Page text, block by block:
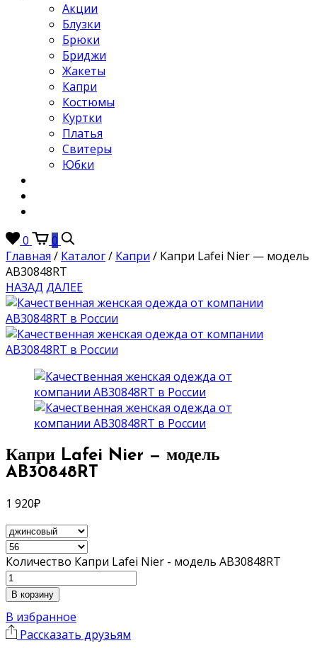
Акции
Блузки
Брюки
Бриджи
Жакеты
Капри
Костюмы
Куртки
Платья
Свитеры
Юбки
0
0
Главная / Каталог/ Капри / Капри Lafei Nier — модель
AB30848RT
НАЗАД ДАЛЕЕ
Капри Lafei Nier — модель
AB30848RT
1 920₽
Количество Капри Lafei Nier - модель AB30848RT
В корзину
В избранное
Рассказать друзьям